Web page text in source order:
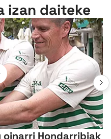
izan daiteke
Hondarribiak